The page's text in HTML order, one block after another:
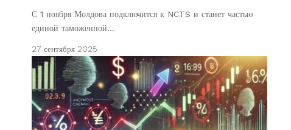
С 1 ноября Молдова подключится к NCTS и станет частью
единой таможенной…
27 сентября 2025